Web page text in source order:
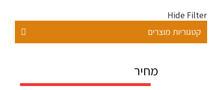
Hide Filter
קטגוריות מוצרים
מחיר